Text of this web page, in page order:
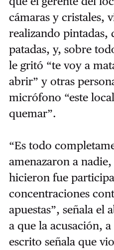
cámaras y cristales,
realizando pintadas,
patadas, y, sobre
le gritó “te voy a
abrir” y otras
micrófono “este
quemar”.
“Es todo
amenazaron a
hicieron fue
concentraciones
apuestas”, señala el
a que la acusación,
escrito señala que